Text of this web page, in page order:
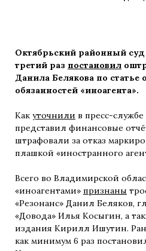
Октябрьский районный
третий раз постановил
Данила Белякова по статье
обязанностей «иноагента».
Как уточнили в пресс-
представил финансовые
штрафовали за отказ
плашкой «иностранного
Всего во Владимирской
«иноагентами» признаны
«Резонанс» Данил Беляков,
«Довода» Илья Косыгин, а
издания Кирилл Ишутин.
как минимум 6 раз